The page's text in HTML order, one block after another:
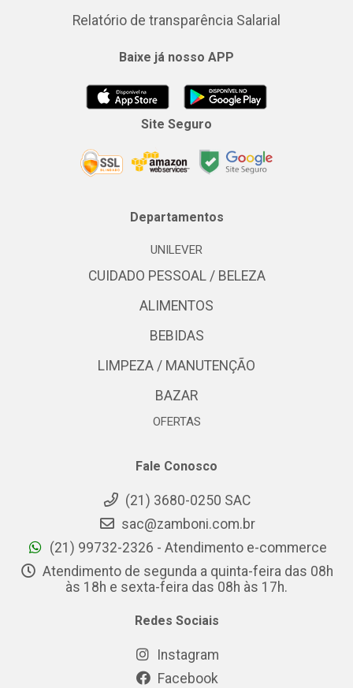
Relatório de transparência Salarial
Baixe já nosso APP
Site Seguro
Departamentos
UNILEVER
CUIDADO PESSOAL / BELEZA
ALIMENTOS
BEBIDAS
LIMPEZA / MANUTENÇÃO
BAZAR
OFERTAS
Fale Conosco
(21) 3680-0250 SAC
sac@zamboni.com.br
(21) 99732-2326 - Atendimento e-commerce
Atendimento de segunda a quinta-feira das 08h
às 18h e sexta-feira das 08h às 17h.
Redes Sociais
Instagram
Facebook